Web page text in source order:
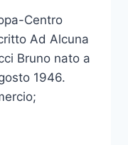
Centro
Ad Alcuna
Bruno nato a
1946.